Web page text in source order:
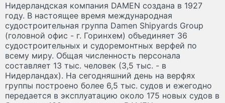
Нидерландская компания DAMEN создана в 1927
году. В настоящее время международная
судостроительная группа Damen Shipyards Group
(головной офис - г. Горинхем) объединяет 36
судостроительных и судоремонтных верфей по
всему миру. Общая численность персонала
составляет 13 тыс. человек (3,5 тыс. - в
Нидерландах). На сегодняшний день на верфях
группы построено более 6,5 тыс. судов и ежегодно
передается в эксплуатацию около 175 новых судов в